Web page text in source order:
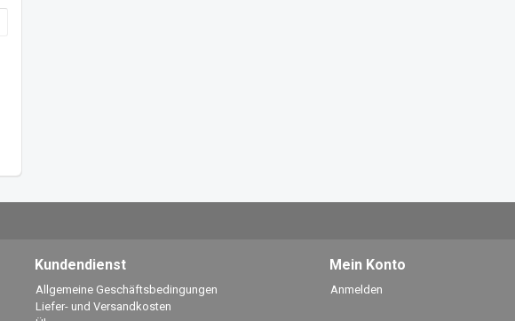
Kundendienst
Allgemeine Geschäftsbedingungen
Liefer- und Versandkosten
Mein Konto
Anmelden